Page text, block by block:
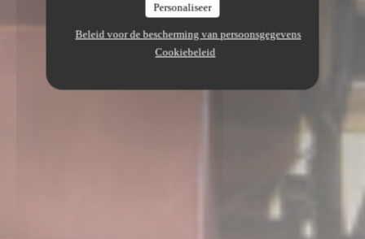
Personaliseer
Beleid voor de bescherming van persoonsgegevens
Cookiebeleid